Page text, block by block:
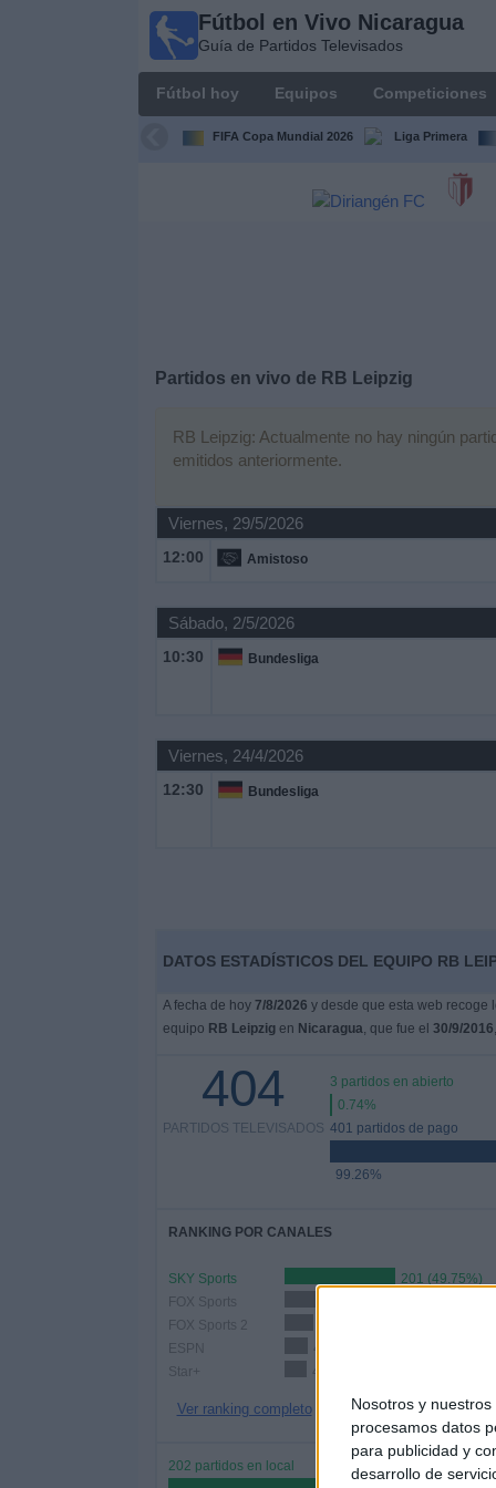
Nosotros y nuestros
procesamos datos
para publicidad y
desarrollo de
Fútbol en Vivo Nicaragua
Guía de Partidos Televisados
Fútbol hoy Equipos Competiciones
FIFA Copa Mundial 2026 Liga Primera
Partidos en vivo de RB Leipzig
RB Leipzig: Actualmente no hay ningún
emitidos anteriormente.
Viernes, 29/5/2026
12:00 Amistoso
Sábado, 2/5/2026
10:30 Bundesliga
Viernes, 24/4/2026
12:30 Bundesliga
DATOS ESTADÍSTICOS DEL EQUIPO RB
A fecha de hoy 7/8/2026 y desde que esta web recoge
equipo RB Leipzigen Nicaragua, que fue el 30/9/2016
404
PARTIDOS TELEVISADOS
3 partidos en abierto
0.74%
401 partidos de pago
99.26%
RANKING POR CANALES
SKY Sports
201 (49.75%)
FOX Sports
FOX Sports 2
ESPN
Star+
Ver ranking completo
202 partidos en local
Fútbol en
Nicaragua